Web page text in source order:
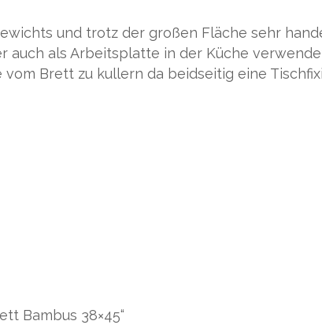
und trotz der großen Fläche sehr
auch als Arbeitsplatte in der Küche
Brett zu kullern da beidseitig eine
Bambus 38×45“